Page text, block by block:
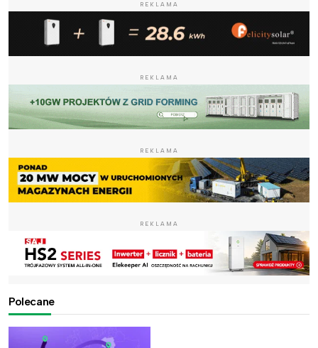
REKLAMA
REKLAMA
REKLAMA
REKLAMA
Polecane